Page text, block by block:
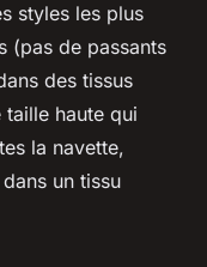
styles les plus
(pas de passants
des tissus
haute qui
la navette,
un tissu